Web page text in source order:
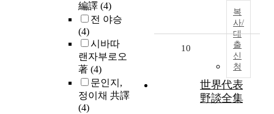
編譯 (4)
전 야승
(4)
시바따
랜자부로오
著 (4)
문인지,
정이채 共譯
(4)
복
사/
대
출
신
청
10
世界代表
野談全集